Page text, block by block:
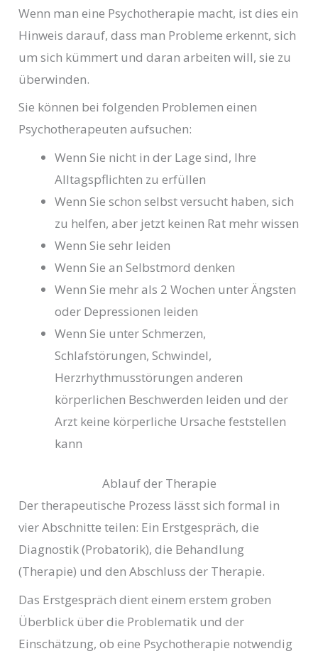
Wenn man eine Psychotherapie macht, ist dies ein
Hinweis darauf, dass man Probleme erkennt, sich
um sich kümmert und daran arbeiten will, sie zu
überwinden.
Sie können bei folgenden Problemen einen
Psychotherapeuten aufsuchen:
Wenn Sie nicht in der Lage sind, Ihre
Alltagspflichten zu erfüllen
Wenn Sie schon selbst versucht haben, sich
zu helfen, aber jetzt keinen Rat mehr wissen
Wenn Sie sehr leiden
Wenn Sie an Selbstmord denken
Wenn Sie mehr als 2 Wochen unter Ängsten
oder Depressionen leiden
Wenn Sie unter Schmerzen,
Schlafstörungen, Schwindel,
Herzrhythmusstörungen anderen
körperlichen Beschwerden leiden und der
Arzt keine körperliche Ursache feststellen
kann
Ablauf der Therapie
Der therapeutische Prozess lässt sich formal in
vier Abschnitte teilen: Ein Erstgespräch, die
Diagnostik (Probatorik), die Behandlung
(Therapie) und den Abschluss der Therapie.
Das Erstgespräch dient einem erstem groben
Überblick über die Problematik und der
Einschätzung, ob eine Psychotherapie notwendig